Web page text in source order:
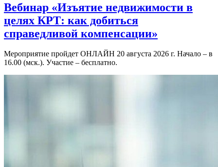
Вебинар «Изъятие недвижимости в
целях КРТ: как добиться
справедливой компенсации»
Мероприятие пройдет ОНЛАЙН 20 августа 2026 г. Начало – в
16.00 (мск.). Участие – бесплатно.